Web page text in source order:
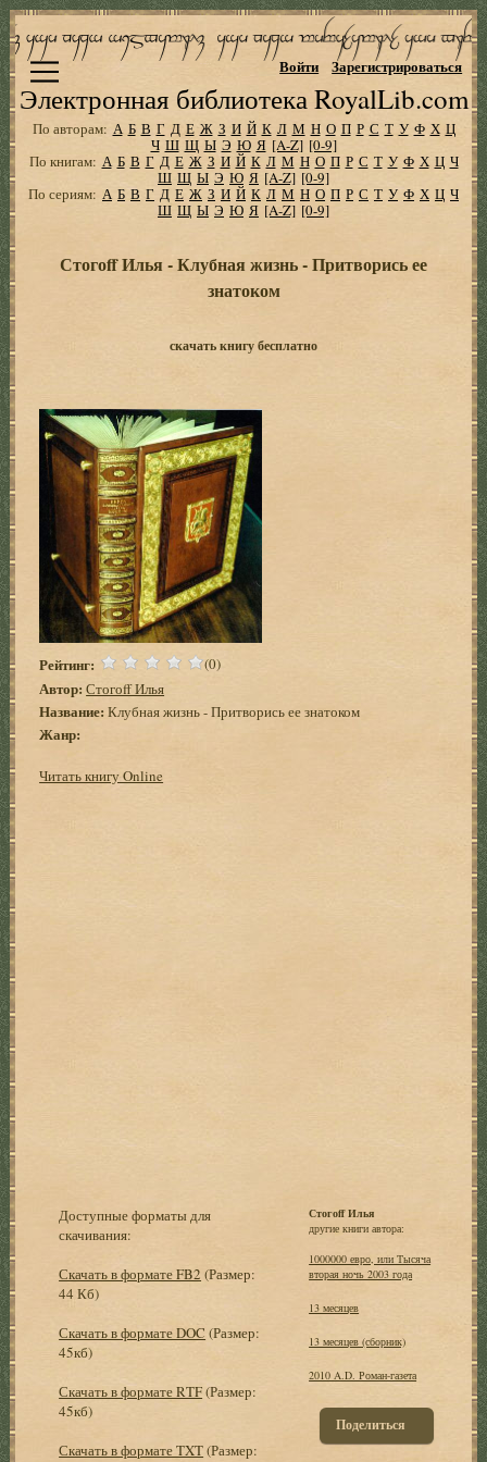
Электронная библиотека RoyalLib.com
Войти Зарегистрироваться
По авторам: А Б В Г Д Е Ж З И Й К Л М Н О П Р С Т У Ф Х Ц
Ч Ш Щ Ы Э Ю Я [A-Z] [0-9]
По книгам: А Б В Г Д Е Ж З И Й К Л М Н О П Р С Т У Ф Х Ц Ч
Ш Щ Ы Э Ю Я [A-Z] [0-9]
По сериям: А Б В Г Д Е Ж З И Й К Л М Н О П Р С Т У Ф Х Ц Ч
Ш Щ Ы Э Ю Я [A-Z] [0-9]
Стогоff Илья - Клубная жизнь - Притворись ее
знатоком
скачать книгу бесплатно
Рейтинг: (0)
Автор: Стогоff Илья
Название: Клубная жизнь - Притворись ее знатоком
Жанр:
Читать книгу Online
Доступные форматы для
скачивания:
Скачать в формате FB2 (Размер:
44 Кб)
Скачать в формате DOC (Размер:
45кб)
Скачать в формате RTF(Размер:
45кб)
Скачать в формате TXT(Размер:
Стогоff Илья
другие книги автора:
1000000 евро, или Тысяча
вторая ночь 2003 года
13 месяцев
13 месяцев (сборник)
2010 A.D. Роман-газета
Поделиться